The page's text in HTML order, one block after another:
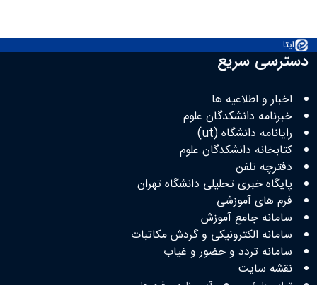
ایتا
دسترسی سریع
اخبار و اطلاعیه ها
خبرنامه دانشکدگان علوم
رایانامه دانشگاه (ut)
کتابخانه‌ دانشکدگان علوم
دفترچه تلفن
پایگاه خبری تحلیلی دانشگاه تهران
فرم های آموزشی
سامانه جامع آموزش
سامانه الکترونیکی و گردش مکاتبات
سامانه تردد و حضور و غیاب
نقشه سایت